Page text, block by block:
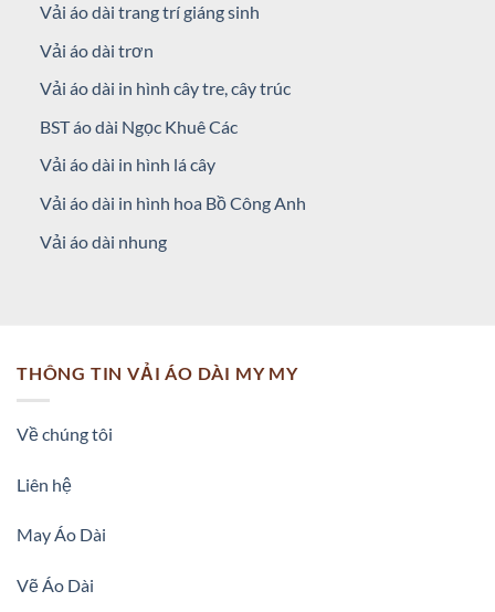
Vải áo dài trang trí giáng sinh
Vải áo dài trơn
Vải áo dài in hình cây tre, cây trúc
BST áo dài Ngọc Khuê Các
Vải áo dài in hình lá cây
Vải áo dài in hình hoa Bồ Công Anh
Vải áo dài nhung
THÔNG TIN VẢI ÁO DÀI MY MY
Về chúng tôi
Liên hệ
May Áo Dài
Vẽ Áo Dài